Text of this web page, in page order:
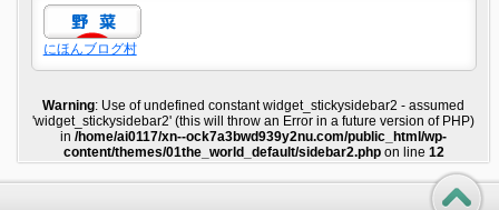
にほんブログ村
Warning: Use of undefined constant widget_stickysidebar2 - assumed
'widget_stickysidebar2' (this will throw an Error in a future version of PHP)
in/home/ai0117/xn--ock7a3bwd939y2nu.com/public_html/wp-
content/themes/01the_world_default/sidebar2.phpon line 12